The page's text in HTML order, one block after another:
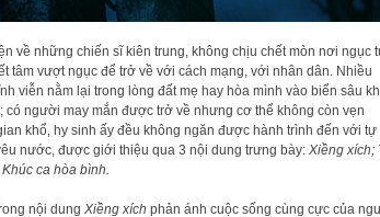
về những chiến sĩ kiên trung, không chịu chết mòn nơi ngục
tâm vượt ngục để trở về với cách mạng, với nhân dân. Nhiều
viễn nằm lại trong lòng đất mẹ hay hòa mình vào biển sâu
có người may mắn được trở về nhưng cơ thể không còn vẹn
khổ, hy sinh ấy đều không ngăn được hành trình đến với tự
nước, được giới thiệu qua 3 nội dung trưng bày: Xiềng xích;
Khúc ca hòa bình.
nội dung Xiềng xích phản ánh cuộc sống cùng cực của